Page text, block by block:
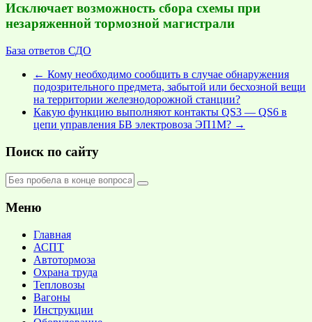
Исключает возможность сбора схемы при
незаряженной тормозной магистрали
База ответов СДО
← Кому необходимо сообщить в случае обнаружения
подозрительного предмета, забытой или бесхозной вещи
на территории железнодорожной станции?
Какую функцию выполняют контакты QS3 — QS6 в
цепи управления БВ электровоза ЭП1М? →
Поиск по сайту
Меню
Главная
АСПТ
Автотормоза
Охрана труда
Тепловозы
Вагоны
Инструкции